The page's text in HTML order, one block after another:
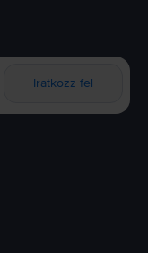
Iratkozz fel